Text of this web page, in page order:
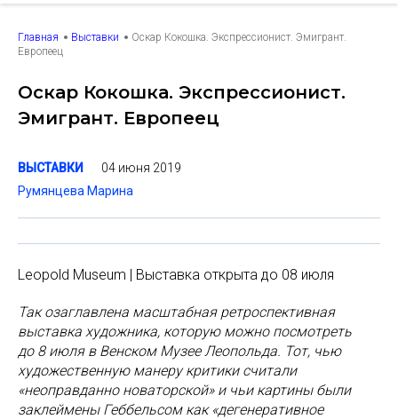
Главная Выставки
Оскар Кокошка. Экспрессионист. Эмигрант.
Европеец
Оскар Кокошка. Экспрессионист.
Эмигрант. Европеец
ВЫСТАВКИ
04 июня 2019
Румянцева Марина
Leopold Museum | Выставка открыта до 08 июля
Так озаглавлена масштабная ретроспективная
выставка художника, которую можно посмотреть
до 8 июля в Венском Музее Леопольда. Тот, чью
художественную манеру критики считали
«неоправданно новаторской» и чьи картины были
заклеймены Геббельсом как «дегенеративное